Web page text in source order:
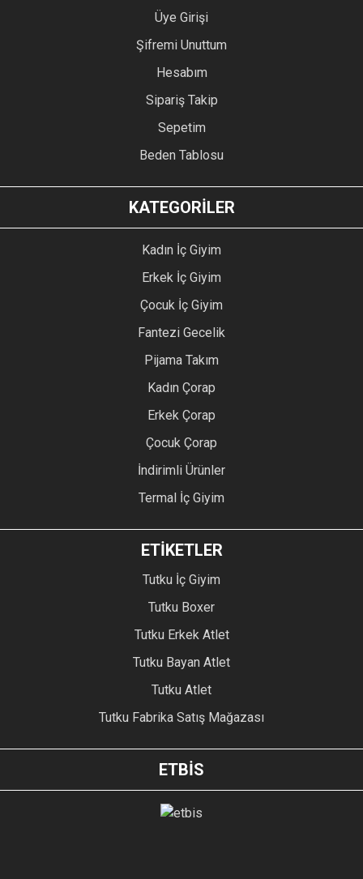
Üye Girişi
Şifremi Unuttum
Hesabım
Sipariş Takip
Sepetim
Beden Tablosu
KATEGORİLER
Kadın İç Giyim
Erkek İç Giyim
Çocuk İç Giyim
Fantezi Gecelik
Pijama Takım
Kadın Çorap
Erkek Çorap
Çocuk Çorap
İndirimli Ürünler
Termal İç Giyim
ETİKETLER
Tutku İç Giyim
Tutku Boxer
Tutku Erkek Atlet
Tutku Bayan Atlet
Tutku Atlet
Tutku Fabrika Satış Mağazası
ETBİS